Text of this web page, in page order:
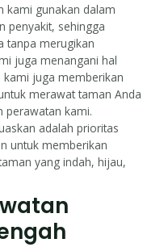
kami gunakan dalam
penyakit, sehingga
tanpa merugikan
juga menangani hal
juga memberikan
merawat taman Anda
perawatan kami.
adalah prioritas
untuk memberikan
yang indah, hijau,